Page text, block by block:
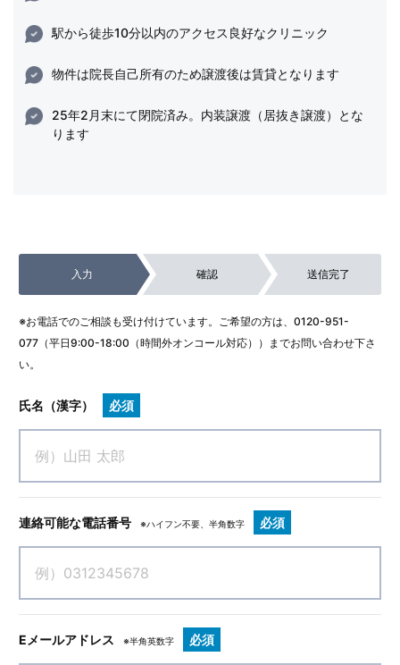
駅から徒歩10分以内のアクセス良好なクリニック
物件は院長自己所有のため譲渡後は賃貸となります
25年2月末にて閉院済み。内装譲渡（居抜き譲渡）とな
ります
入力 確認 送信完了
※お電話でのご相談も受け付けています。ご希望の方は、 0120-951-
077 （平日9:00-18:00（時間外オンコール対応））までお問い合わせ下さ
い。
氏名（漢字） 必須
連絡可能な電話番号 ※ハイフン不要、半角数字 必須
Eメールアドレス ※半角英数字 必須